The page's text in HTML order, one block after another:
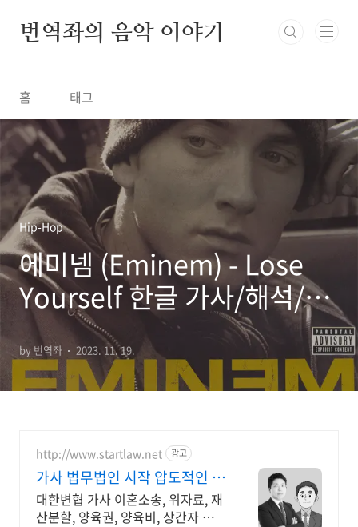
번역좌의 음악 이야기
홈 태그
Hip-Hop
에미넴 (Eminem) - Lose
Yourself 한글 가사/해석/
뜻/곡 정보
by 번역좌 2023. 11. 19.
http://www.startlaw.net 광고
가사 법무법인 시작 압도적인 이
혼소송 승소사례
대한변협 가사 이혼소송, 위자료, 재
산분할, 양육권, 양육비, 상간자 오직